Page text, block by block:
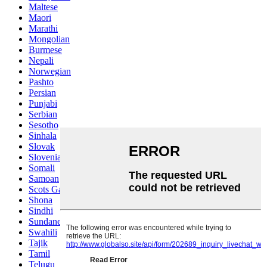
Maltese
Maori
Marathi
Mongolian
Burmese
Nepali
Norwegian
Pashto
Persian
Punjabi
Serbian
Sesotho
Sinhala
Slovak
Slovenian
Somali
Samoan
Scots Gaelic
Shona
Sindhi
Sundanese
Swahili
Tajik
Tamil
Telugu